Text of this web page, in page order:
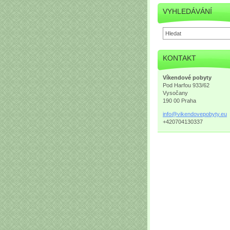
VYHLEDÁVÁNÍ
KONTAKT
Víkendové pobyty
Pod Harfou 933/62
Vysočany
190 00 Praha
info@vikendovepobyty.eu
+420704130337